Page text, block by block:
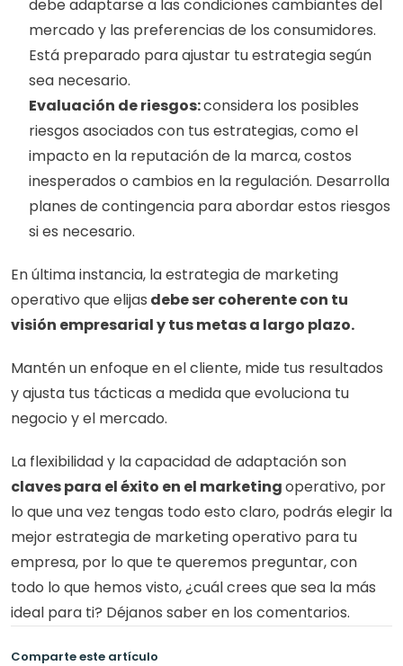
debe adaptarse a las condiciones cambiantes del
mercado y las preferencias de los consumidores.
Está preparado para ajustar tu estrategia según
sea necesario.
Evaluación de riesgos: considera los posibles
riesgos asociados con tus estrategias, como el
impacto en la reputación de la marca, costos
inesperados o cambios en la regulación. Desarrolla
planes de contingencia para abordar estos riesgos
si es necesario.
En última instancia, la estrategia de marketing
operativo que elijas debe ser coherente con tu
visión empresarial y tus metas a largo plazo.
Mantén un enfoque en el cliente, mide tus resultados
y ajusta tus tácticas a medida que evoluciona tu
negocio y el mercado.
claves para el éxito en el marketing operativo, por
lo que una vez tengas todo esto claro, podrás elegir la
mejor estrategia de marketing operativo para tu
empresa, por lo que te queremos preguntar, con
todo lo que hemos visto, ¿cuál crees que sea la más
ideal para ti? Déjanos saber en los comentarios.
Comparte este artículo